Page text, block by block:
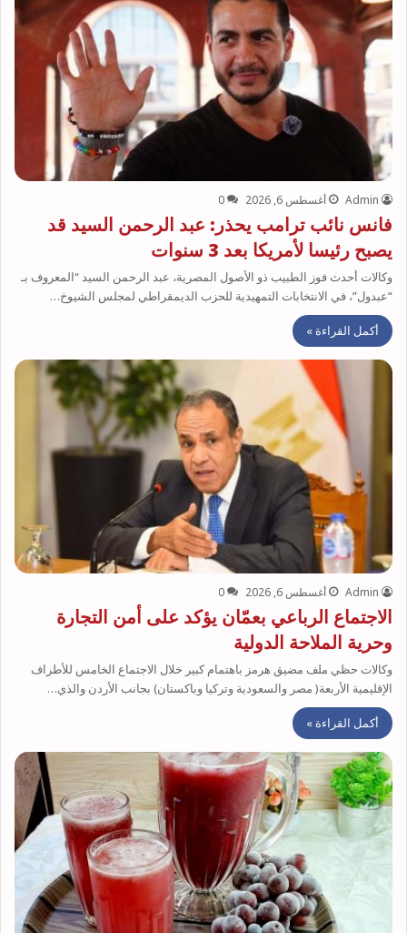
Admin أغسطس 6, 2026 0
فانس نائب ترامب يحذر: عبد الرحمن السيد قد
يصبح رئيسا لأمريكا بعد 3 سنوات
وكالات أحدث فوز الطبيب ذو الأصول المصرية، عبد الرحمن السيد “المعروف بـ
“عبدول”، في الانتخابات التمهيدية للحزب الديمقراطي لمجلس الشيوخ…
أكمل القراءة »
Admin أغسطس 6, 2026 0
الاجتماع الرباعي بعمّان يؤكد على أمن التجارة
وحرية الملاحة الدولية
وكالات حظي ملف مضيق هرمز باهتمام كبير خلال الاجتماع الخامس للأطراف
الإقليمية الأربعة( مصر والسعودية وتركيا وباكستان) بجانب الأردن والذي…
أكمل القراءة »